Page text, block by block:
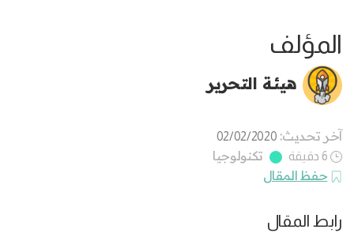
المؤلف
هيئة التحرير
آخر تحديث: 02/02/2020
6 دقيقة
تكنولوجيا
حفظ المقال
رابط المقال